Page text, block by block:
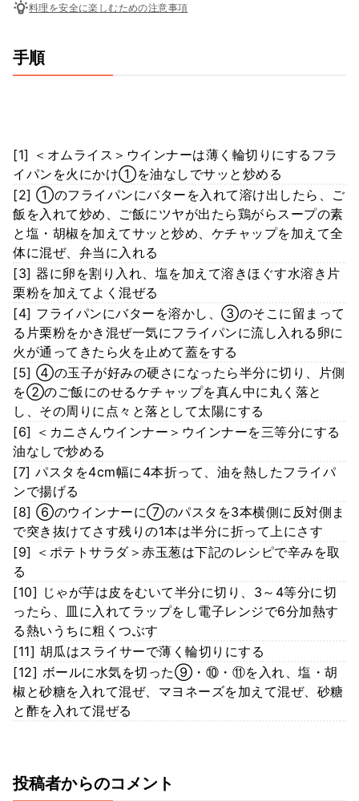
料理を安全に楽しむための注意事項
手順
[1] ＜オムライス＞ウインナーは薄く輪切りにするフラ
イパンを火にかけ①を油なしでサッと炒める
[2] ①のフライパンにバターを入れて溶け出したら、ご
飯を入れて炒め、ご飯にツヤが出たら鶏がらスープの素
と塩・胡椒を加えてサッと炒め、ケチャップを加えて全
体に混ぜ、弁当に入れる
[3] 器に卵を割り入れ、塩を加えて溶きほぐす水溶き片
栗粉を加えてよく混ぜる
[4] フライパンにバターを溶かし、③のそこに留まって
る片栗粉をかき混ぜ一気にフライパンに流し入れる卵に
火が通ってきたら火を止めて蓋をする
[5] ④の玉子が好みの硬さになったら半分に切り、片側
を②のご飯にのせるケチャップを真ん中に丸く落と
し、その周りに点々と落として太陽にする
[6] ＜カニさんウインナー＞ウインナーを三等分にする
油なしで炒める
[7] パスタを4cm幅に4本折って、油を熱したフライパ
ンで揚げる
[8] ⑥のウインナーに⑦のパスタを3本横側に反対側ま
で突き抜けてさす残りの1本は半分に折って上にさす
[9] ＜ポテトサラダ＞赤玉葱は下記のレシピで辛みを取
る
[10] じゃが芋は皮をむいて半分に切り、3～4等分に切
ったら、皿に入れてラップをし電子レンジで6分加熱す
る熱いうちに粗くつぶす
[11] 胡瓜はスライサーで薄く輪切りにする
[12] ボールに水気を切った⑨・⑩・⑪を入れ、塩・胡
椒と砂糖を入れて混ぜ、マヨネーズを加えて混ぜ、砂糖
と酢を入れて混ぜる
投稿者からのコメント